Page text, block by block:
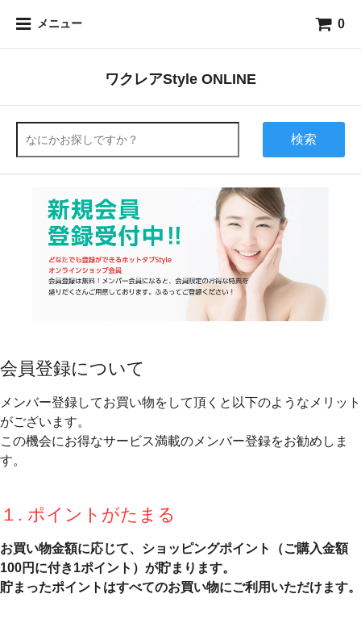
メニュー 0
ワクレアStyle ONLINE
検索
会員登録について
メンバー登録してお買い物をして頂くと以下のようなメリット
がございます。
この機会にお得なサービス満載のメンバー登録をお勧めしま
す。
１. ポイントがたまる
お買い物金額に応じて、ショッピングポイント（ご購入金額
100円に付き1ポイント）が貯まります。
貯まったポイントはすべてのお買い物にご利用いただけます。